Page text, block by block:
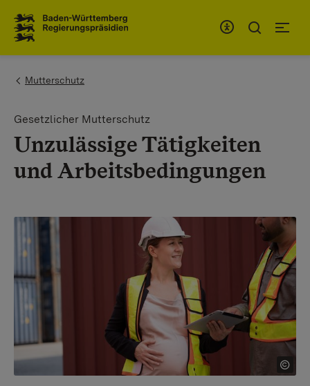
You are here:
Mutterschutz
Gesetzlicher Mutterschutz
Unzulässige Tätigkeiten
und Arbeitsbedingungen